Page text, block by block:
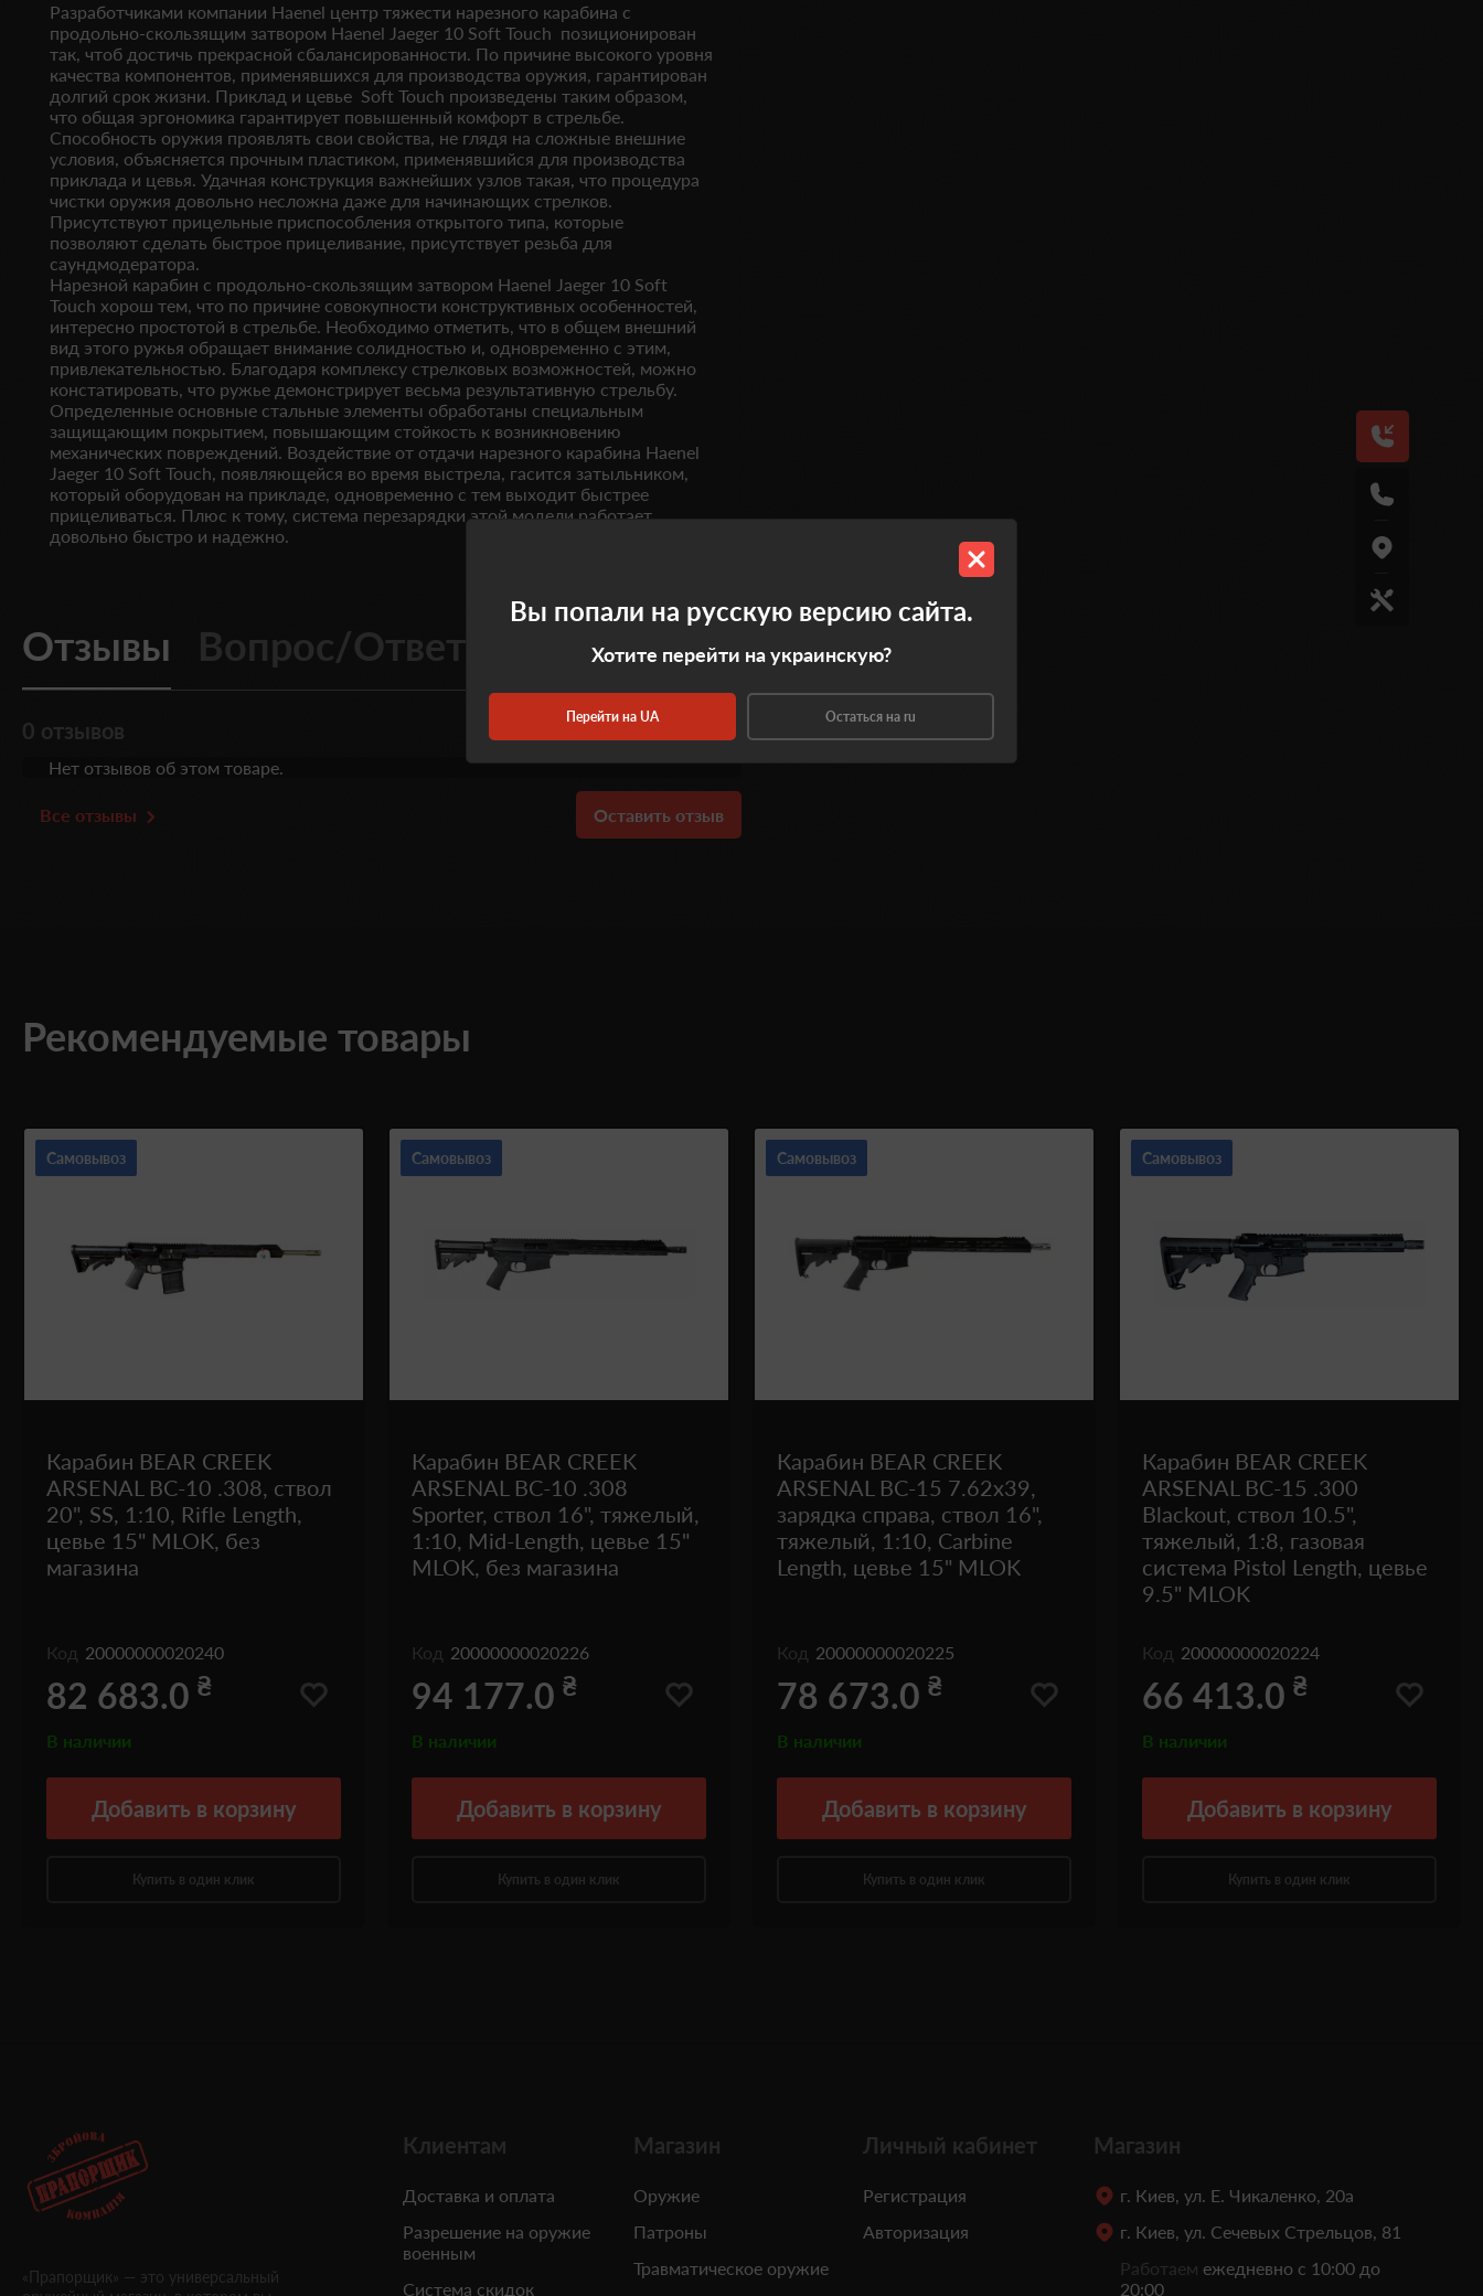
Разработчиками компании Haenel центр тяжести нарезного карабина с
продольно-скользящим затвором Haenel Jaeger 10 Soft Touch позиционирован
так, чтоб достичь прекрасной сбалансированности. По причине высокого уровня
качества компонентов, применявшихся для производства оружия, гарантирован
долгий срок жизни. Приклад и цевье Soft Touch произведены таким образом,
что общая эргономика гарантирует повышенный комфорт в стрельбе.
Способность оружия проявлять свои свойства, не глядя на сложные внешние
условия, объясняется прочным пластиком, применявшийся для производства
приклада и цевья. Удачная конструкция важнейших узлов такая, что процедура
чистки оружия довольно несложна даже для начинающих стрелков.
Присутствуют прицельные приспособления открытого типа, которые
позволяют сделать быстрое прицеливание, присутствует резьба для
саундмодератора.
Нарезной карабин с продольно-скользящим затвором Haenel Jaeger 10 Soft
Touch хорош тем, что по причине совокупности конструктивных особенностей,
интересно простотой в стрельбе. Необходимо отметить, что в общем внешний
вид этого ружья обращает внимание солидностью и, одновременно с этим,
привлекательностью. Благодаря комплексу стрелковых возможностей, можно
констатировать, что ружье демонстрирует весьма результативную стрельбу.
Определенные основные стальные элементы обработаны специальным
защищающим покрытием, повышающим стойкость к возникновению
механических повреждений. Воздействие от отдачи нарезного карабина Haenel
Jaeger 10 Soft Touch, появляющейся во время выстрела, гасится затыльником,
который оборудован на прикладе, одновременно с тем выходит быстрее
прицеливаться. Плюс к тому, система перезарядки этой модели работает
довольно быстро и надежно.
Отзывы Вопрос/Ответ
0 отзывов 0.0
Нет отзывов об этом товаре.
Все отзывы Оставить отзыв
Рекомендуемые товары
Самовывоз
Карабин BEAR CREEK
ARSENAL BC-10 .308, ствол
20", SS, 1:10, Rifle Length,
цевье 15" MLOK, без
магазина
Код 20000000020240
82 683.0 ₴
В наличии
Добавить в корзину
Купить в один клик
Самовывоз
Карабин BEAR CREEK
ARSENAL BC-10 .308
Sporter, ствол 16", тяжелый,
1:10, Mid-Length, цевье 15"
MLOK, без магазина
Код 20000000020226
94 177.0 ₴
В наличии
Добавить в корзину
Купить в один клик
Самовывоз
Карабин BEAR CREEK
ARSENAL BC-15 7.62x39,
зарядка справа, ствол 16",
тяжелый, 1:10, Carbine
Length, цевье 15" MLOK
Код 20000000020225
78 673.0 ₴
В наличии
Добавить в корзину
Купить в один клик
Самовывоз
Карабин BEAR CREEK
ARSENAL BC-15 .300
Blackout, ствол 10.5",
тяжелый, 1:8, газовая
система Pistol Length, цевье
9.5" MLOK
Код 20000000020224
66 413.0 ₴
В наличии
Добавить в корзину
Купить в один клик
«Прапорщик» — это универсальный
Клиентам
Доставка и оплата
Разрешение на оружие
военным
Система скидок
Магазин
Оружие
Патроны
Травматическое оружие
Личный кабинет
Регистрация
Авторизация
Магазин
г. Киев, ул. Е. Чикаленко, 20а
г. Киев, ул. Сечевых Стрельцов, 81
Работаем ежедневно с 10:00 до
20:00
Вы попали на русскую версию сайта.
Хотите перейти на украинскую?
Перейти на UA Остаться на ru